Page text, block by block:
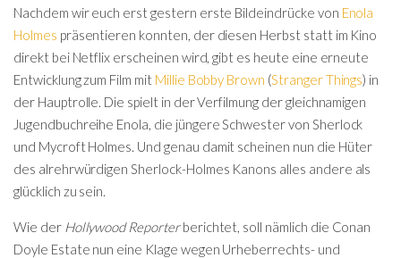
Nachdem wir euch erst gestern erste Bildeindrücke von Enola
Holmes präsentieren konnten, der diesen Herbst statt im Kino
direkt bei Netflix erscheinen wird, gibt es heute eine erneute
Entwicklung zum Film mit Millie Bobby Brown (Stranger Things) in
der Hauptrolle. Die spielt in der Verfilmung der gleichnamigen
Jugendbuchreihe Enola, die jüngere Schwester von Sherlock
und Mycroft Holmes. Und genau damit scheinen nun die Hüter
des alrehrwürdigen Sherlock-Holmes Kanons alles andere als
glücklich zu sein.
Wie der Hollywood Reporterberichtet, soll nämlich die Conan
Doyle Estate nun eine Klage wegen Urheberrechts- und